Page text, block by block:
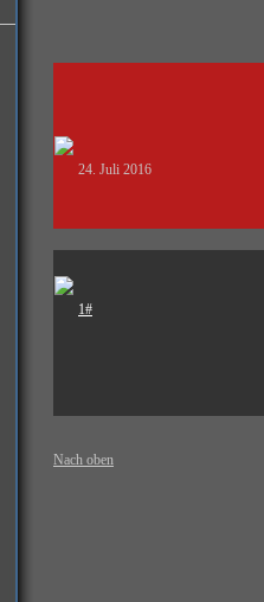
24. Juli 2016
1#
Nach oben